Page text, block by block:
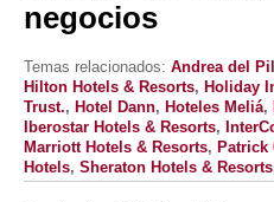
negocios
Temas relacionados: Andrea del
Hilton Hotels & Resorts, Holiday
Trust., Hotel Dann, Hoteles Meliá,
Iberostar Hotels & Resorts,
Marriott Hotels & Resorts, Patrick
Hotels, Sheraton Hotels & Resorts